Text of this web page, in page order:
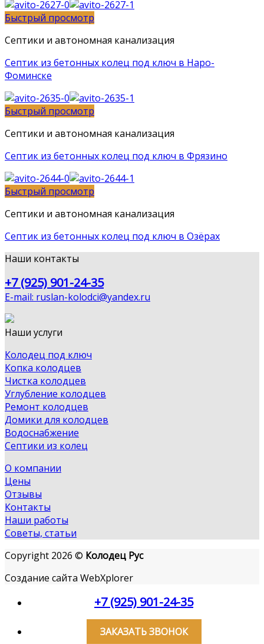
Быстрый просмотр
Септики и автономная канализация
Септик из бетонных колец под ключ в Наро-
Фоминске
Быстрый просмотр
Септики и автономная канализация
Септик из бетонных колец под ключ в Фрязино
Быстрый просмотр
Септики и автономная канализация
Септик из бетонных колец под ключ в Озёрах
Наши контакты
+7 (925) 901-24-35
E-mail: ruslan-kolodci@yandex.ru
Наши услуги
Колодец под ключ
Копка колодцев
Чистка колодцев
Углубление колодцев
Ремонт колодцев
Домики для колодцев
Водоснабжение
Септики из колец
О компании
Цены
Отзывы
Контакты
Наши работы
Советы, статьи
Copyright 2026 © Колодец Рус
Создание сайта WebXplorer
+7 (925) 901-24-35
ЗАКАЗАТЬ ЗВОНОК